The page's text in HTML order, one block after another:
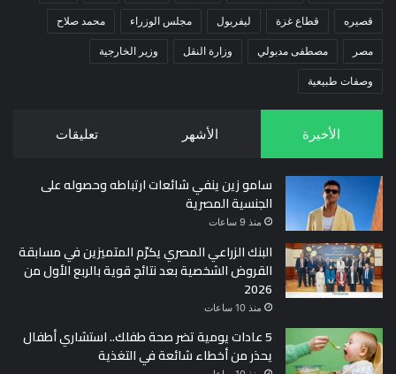
قصيره قطاع غزة ليفربول مجلس الوزراء محمد صلاح
مصر مصطفى مدبولي وزارة النقل وزير الخارجية
وصفات طبيعية
الأخيرة الأشهر تعليقات
سامو زين ينفي شائعات ارتباطه وحصوله على
الجنسية المصرية
منذ 9 ساعات
البنك الزراعي المصري يكرّم المتميزين في مسابقة
القروض الشخصية بعد نتائج قوية بالربع الأول من
2026
منذ 10 ساعات
5 عادات يومية تضر صحة طفلك.. استشاري أطفال
يحذر من أخطاء شائعة في التغذية